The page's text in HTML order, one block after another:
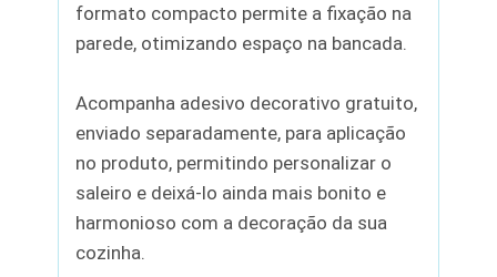
formato compacto permite a fixação na
parede, otimizando espaço na bancada.
Acompanha adesivo decorativo gratuito,
enviado separadamente, para aplicação
no produto, permitindo personalizar o
saleiro e deixá-lo ainda mais bonito e
harmonioso com a decoração da sua
cozinha.